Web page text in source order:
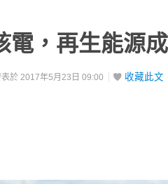
電，再生能源
表於 2017年5月23日 09:00 收藏此文